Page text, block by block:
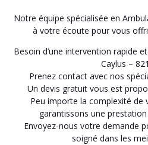
Notre équipe spécialisée en
à votre écoute pour vous
Besoin d’une intervention rapide
Caylus –
Prenez contact avec nos
Un devis gratuit vous est
Peu importe la complexité
garantissons une
Envoyez-nous votre demande
soigné dans les